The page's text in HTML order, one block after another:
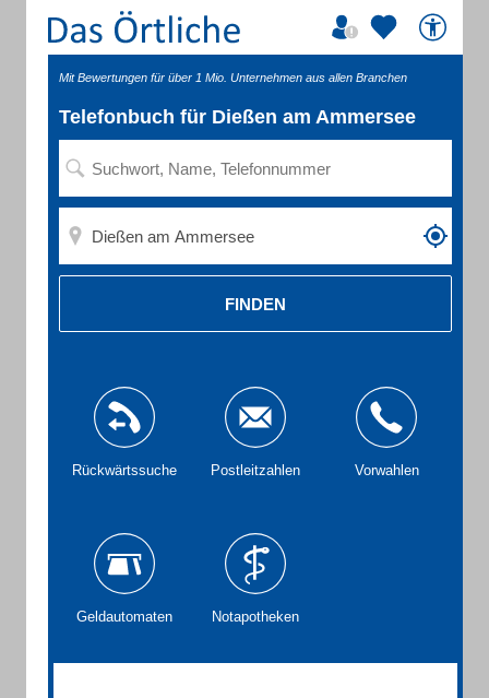
Mit Bewertungen für über 1 Mio. Unternehmen aus allen Branchen
Telefonbuch für Dießen am Ammersee
FINDEN
Rückwärtssuche Postleitzahlen Vorwahlen
Geldautomaten Notapotheken